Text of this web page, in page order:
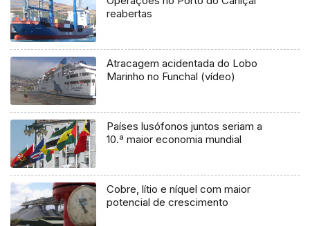
reabertas
Atracagem acidentada do Lobo
Marinho no Funchal (vídeo)
Países lusófonos juntos seriam a
10.ª maior economia mundial
Cobre, lítio e níquel com maior
potencial de crescimento